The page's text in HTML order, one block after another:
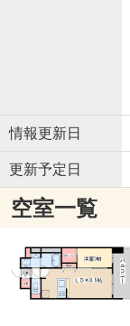
情報更新日
更新予定日
空室一覧